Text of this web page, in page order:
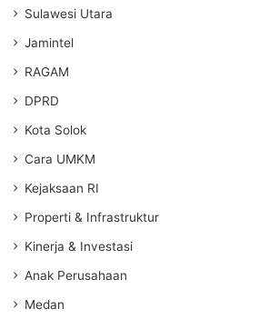
Sulawesi Utara
Jamintel
RAGAM
DPRD
Kota Solok
Cara UMKM
Kejaksaan RI
Properti & Infrastruktur
Kinerja & Investasi
Anak Perusahaan
Medan